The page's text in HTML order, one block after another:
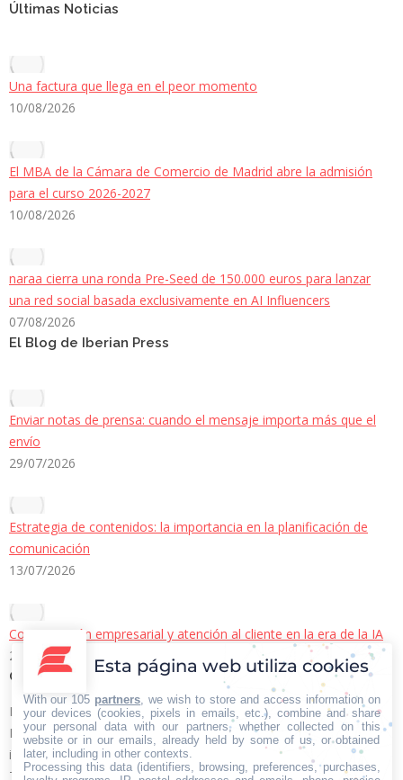
Últimas Noticias
Una factura que llega en el peor momento
10/08/2026
El MBA de la Cámara de Comercio de Madrid abre la admisión
para el curso 2026-2027
10/08/2026
naraa cierra una ronda Pre-Seed de 150.000 euros para lanzar
una red social basada exclusivamente en AI Influencers
07/08/2026
El Blog de Iberian Press
Enviar notas de prensa: cuando el mensaje importa más que el
envío
29/07/2026
Estrategia de contenidos: la importancia en la planificación de
comunicación
13/07/2026
Comunicación empresarial y atención al cliente en la era de la IA
22/06/2026
Contacto Iberian Press
Principales vías de contacto:
E-mail:
info@iberianpress.es
Teléfono:
Esta página web utiliza cookies
With our 105 partners , we wish to store and access information on
your devices (cookies, pixels in emails, etc.), combine and share
your personal data with our partners, whether collected on this
website or in our emails, already held by some of us, or obtained
later, including in other contexts.
Processing this data (identifiers, browsing, preferences, purchases,